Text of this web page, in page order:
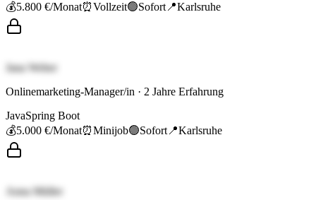
💰5.800 €/Monat⏰Vollzeit🟢Sofort 📍Karlsruhe
Jana Weber
Onlinemarketing-Manager/in · 2 Jahre Erfahrung
JavaSpring Boot
💰5.000 €/Monat⏰Minijob🟢Sofort 📍Karlsruhe
Anna Müller